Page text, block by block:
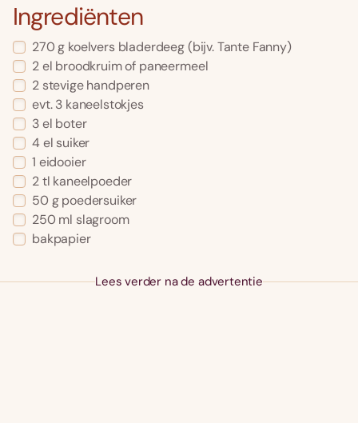
Ingrediënten
270 g koelvers bladerdeeg (bijv. Tante Fanny)
2 el broodkruim of paneermeel
2 stevige handperen
evt. 3 kaneelstokjes
3 el boter
4 el suiker
1 eidooier
2 tl kaneelpoeder
50 g poedersuiker
250 ml slagroom
bakpapier
Lees verder na de advertentie